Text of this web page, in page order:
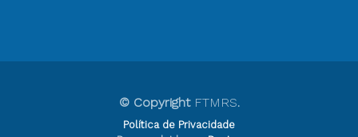
© Copyright FTMRS.
Política de Privacidade